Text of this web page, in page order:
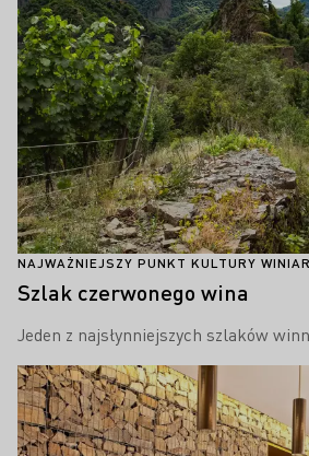
NAJWAŻNIEJSZY PUNKT KULTURY
Szlak czerwonego wina
Jeden z najsłynniejszych szlaków
Proszę dowiedzieć się więcej